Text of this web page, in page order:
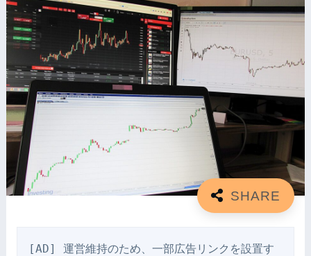
[AD] 運営維持のため、一部広告リンクを設置す